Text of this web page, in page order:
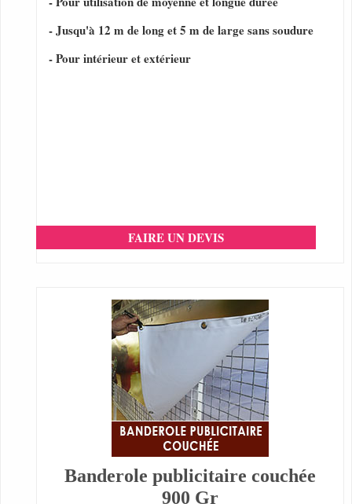
- Jusqu'à 12 m de long et 5 m de large sans soudure
- Pour intérieur et extérieur
FAIRE UN DEVIS
Banderole publicitaire couchée
900 Gr